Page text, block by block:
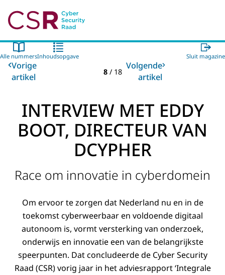
Alle nummersInhoudsopgave Sluit magazine
Vorige
artikel
8 / 18
Volgende
artikel
INTERVIEW MET EDDY
BOOT, DIRECTEUR VAN
DCYPHER
Race om innovatie in cyberdomein
Om ervoor te zorgen dat Nederland nu en in de
toekomst cyberweerbaar en voldoende digitaal
autonoom is, vormt versterking van onderzoek,
onderwijs en innovatie een van de belangrijkste
speerpunten. Dat concludeerde de Cyber Security
Raad (CSR) vorig jaar in het adviesrapport ‘Integrale